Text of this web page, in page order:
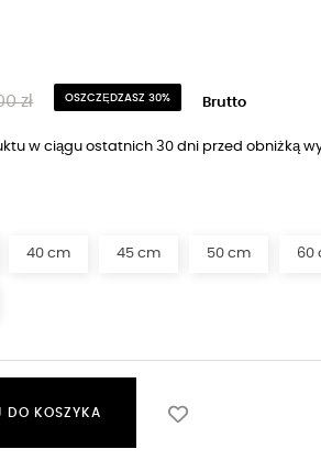
zł OSZCZĘDZASZ 30% Brutto
w ciągu ostatnich 30 dni przed obniżką
40 cm 45 cm 50 cm 60
DO KOSZYKA